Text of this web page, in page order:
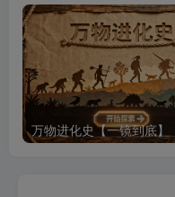
万物进化史【一镜到底】